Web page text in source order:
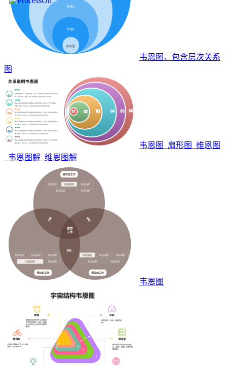
韦恩图，包含层次关系
图
韦恩图_扇形图_维恩图
_韦恩图解_维恩图解
韦恩图